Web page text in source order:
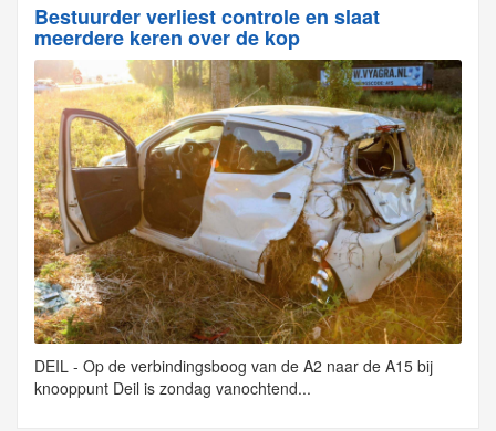
Bestuurder verliest controle en slaat
meerdere keren over de kop
DEIL - Op de verbindingsboog van de A2 naar de A15 bij
knooppunt Deil is zondag vanochtend...